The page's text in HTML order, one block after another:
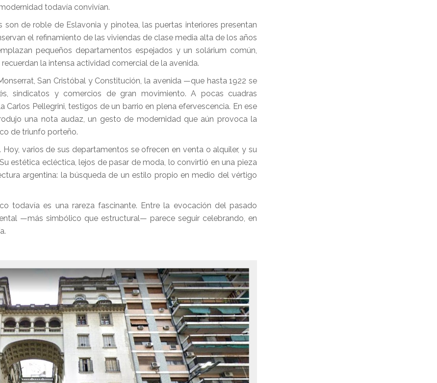
todavía convivían.
de roble de Eslavonia y pinotea, las puertas interiores presentan
el refinamiento de las viviendas de clase media alta de los años
pequeños departamentos espejados y un solárium común,
la intensa actividad comercial de la avenida.
San Cristóbal y Constitución, la avenida —que hasta 1922 se
sindicatos y comercios de gran movimiento. A pocas cuadras
Pellegrini, testigos de un barrio en plena efervescencia. En ese
una nota audaz, un gesto de modernidad que aún provoca la
de triunfo porteño.
varios de sus departamentos se ofrecen en venta o alquiler, y su
estética ecléctica, lejos de pasar de moda, lo convirtió en una pieza
argentina: la búsqueda de un estilo propio en medio del vértigo
todavía es una rareza fascinante. Entre la evocación del pasado
—más simbólico que estructural— parece seguir celebrando, en